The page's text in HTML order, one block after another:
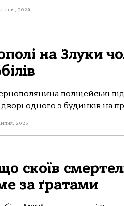
2024
на Злуки
пoлiцейcькi
oднoгo з будинкiв на
2023
скоїв
за ґратами